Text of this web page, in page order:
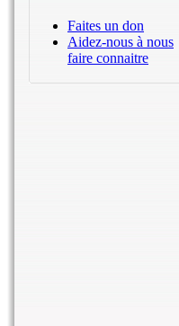
Faites un don
Aidez-nous à nous
faire connaitre